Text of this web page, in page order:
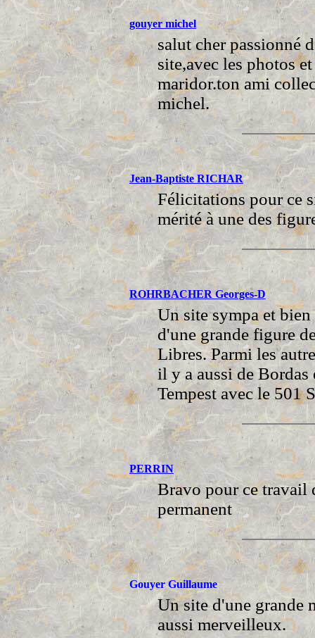
gouyer michel
salut cher passionné
site,avec les photos
maridor.ton ami
michel.
Jean-Baptiste RICHAR
Félicitations pour ce
mérité à une des
ROHRBACHER Georges-D
Un site sympa et
d'une grande figure
Libres. Parmi les
il y a aussi de
Tempest avec le 501
PERRIN
Bravo pour ce travail
permanent
Gouyer Guillaume
Un site d'une grande
aussi merveilleux.